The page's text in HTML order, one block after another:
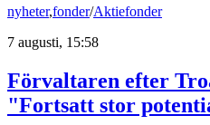
nyheter,fonder/Aktiefonder
7 augusti, 15:58
Förvaltaren efter
"Fortsatt stor